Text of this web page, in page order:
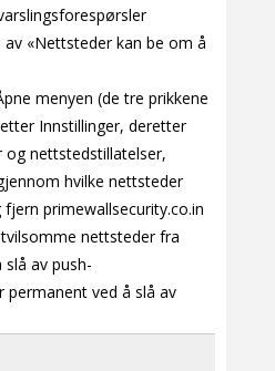
«Nettsteder kan be om å
menyen (de tre prikkene
Innstillinger, deretter
og nettstedstillatelser,
hvilke nettsteder
primewallsecurity.co.in
nettsteder fra
av push-
permanent ved å slå av